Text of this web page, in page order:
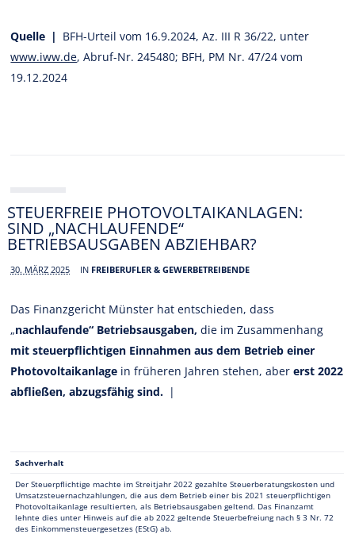
Quelle | BFH-Urteil vom 16.9.2024, Az. III R 36/22, unter
www.iww.de, Abruf-Nr. 245480; BFH, PM Nr. 47/24 vom
19.12.2024
STEUERFREIE PHOTOVOLTAIKANLAGEN:
SIND „NACHLAUFENDE“
BETRIEBSAUSGABEN ABZIEHBAR?
30. MÄRZ 2025 IN FREIBERUFLER & GEWERBETREIBENDE
Das Finanzgericht Münster hat entschieden, dass
„nachlaufende“ Betriebsausgaben, die im Zusammenhang
mit steuerpflichtigen Einnahmen aus dem Betrieb einer
Photovoltaikanlage in früheren Jahren stehen, abererst 2022
abfließen, abzugsfähig sind. |
Sachverhalt
Der Steuerpflichtige machte im Streitjahr 2022 gezahlte Steuerberatungskosten und
Umsatzsteuernachzahlungen, die aus dem Betrieb einer bis 2021 steuerpflichtigen
Photovoltaikanlage resultierten, als Betriebsausgaben geltend. Das Finanzamt
lehnte dies unter Hinweis auf die ab 2022 geltende Steuerbefreiung nach § 3 Nr. 72
des Einkommensteuergesetzes (EStG) ab.